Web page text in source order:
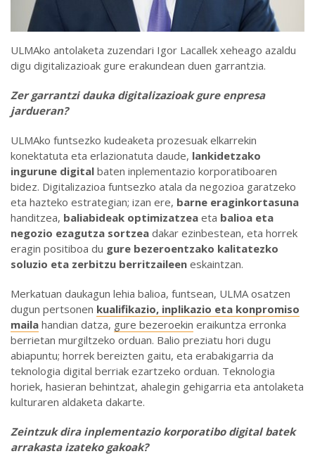
ULMAko antolaketa zuzendari Igor Lacallek xeheago azaldu
digu digitalizazioak gure erakundean duen garrantzia.
Zer garrantzi dauka digitalizazioak gure enpresa
jardueran?
ULMAko funtsezko kudeaketa prozesuak elkarrekin
konektatuta eta erlazionatuta daude, lankidetzako
ingurune digital baten inplementazio korporatiboaren
bidez. Digitalizazioa funtsezko atala da negozioa garatzeko
eta hazteko estrategian; izan ere, barne eraginkortasuna
handitzea, baliabideak optimizatzea eta balioa eta
negozio ezagutza sortzea dakar ezinbestean, eta horrek
eragin positiboa du gure bezeroentzako kalitatezko
soluzio eta zerbitzu berritzaileen eskaintzan.
Merkatuan daukagun lehia balioa, funtsean, ULMA osatzen
dugun pertsonen kualifikazio, inplikazio eta konpromiso
maila handian datza, gure bezeroekin eraikuntza erronka
berrietan murgiltzeko orduan. Balio preziatu hori dugu
abiapuntu; horrek bereizten gaitu, eta erabakigarria da
teknologia digital berriak ezartzeko orduan. Teknologia
horiek, hasieran behintzat, ahalegin gehigarria eta antolaketa
kulturaren aldaketa dakarte.
Zeintzuk dira inplementazio korporatibo digital batek
arrakasta izateko gakoak?